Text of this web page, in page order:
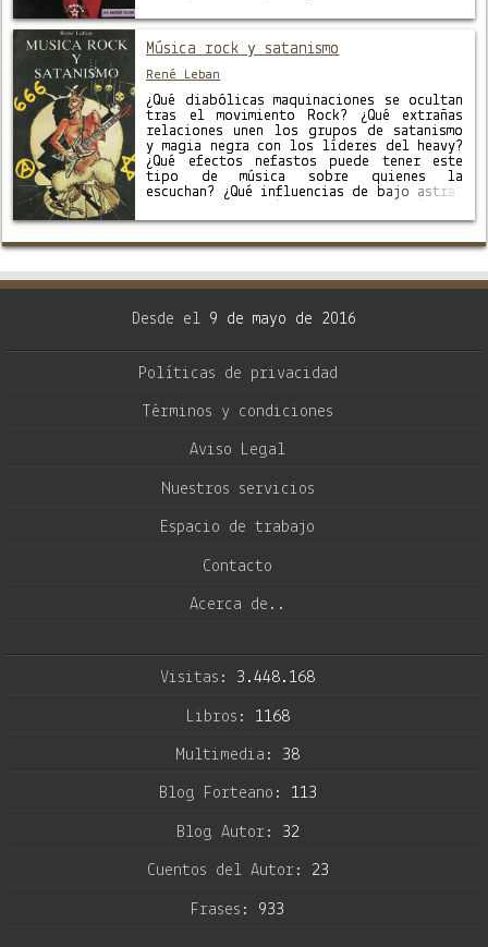
de Jimmy Page por Aleister Crowley?
Música rock y satanismo
René Leban
¿Qué diabólicas maquinaciones se ocultan
tras el movimiento Rock? ¿Qué extrañas
relaciones unen los grupos de satanismo
y magia negra con los líderes del heavy?
¿Qué efectos nefastos puede tener este
tipo de música sobre quienes la
escuchan? ¿Qué influencias de bajo astral
obedecen? Desde la óptica guenoniana …
Desde el 9 de mayo de 2016
Políticas de privacidad
Términos y condiciones
Aviso Legal
Nuestros servicios
Espacio de trabajo
Contacto
Acerca de..
Visitas: 3.448.168
Libros: 1168
Multimedia: 38
Blog Forteano: 113
Blog Autor: 32
Cuentos del Autor: 23
Frases: 933